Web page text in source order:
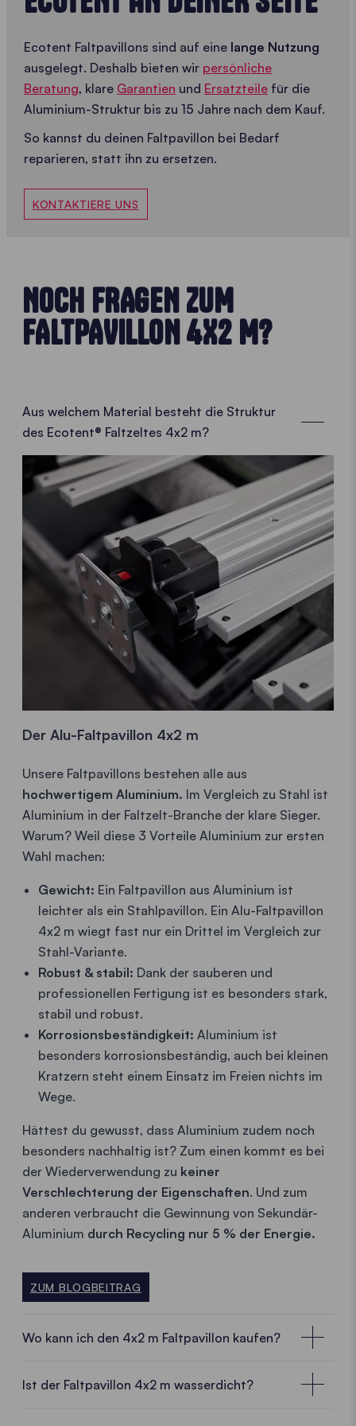
Ecotent Faltpavillons sind auf eine lange Nutzung
ausgelegt. Deshalb bieten wir persönliche
Beratung, klare Garantien und Ersatzteile für die
Aluminium-Struktur bis zu 15 Jahre nach dem Kauf.
So kannst du deinen Faltpavillon bei Bedarf
reparieren, statt ihn zu ersetzen.
KONTAKTIERE UNS
NOCH FRAGEN ZUM
FALTPAVILLON 4X2 M?
Aus welchem Material besteht die Struktur
des Ecotent® Faltzeltes 4x2 m?
Der Alu-Faltpavillon 4x2 m
Unsere Faltpavillons bestehen alle aus
hochwertigem Aluminium. Im Vergleich zu Stahl ist
Aluminium in der Faltzelt-Branche der klare Sieger.
Warum? Weil diese 3 Vorteile Aluminium zur ersten
Wahl machen:
Gewicht: Ein Faltpavillon aus Aluminium ist
leichter als ein Stahlpavillon. Ein Alu-Faltpavillon
4x2 m wiegt fast nur ein Drittel im Vergleich zur
Stahl-Variante.
Robust & stabil: Dank der sauberen und
professionellen Fertigung ist es besonders stark,
stabil und robust.
Korrosionsbeständigkeit: Aluminium ist
besonders korrosionsbeständig, auch bei kleinen
Kratzern steht einem Einsatz im Freien nichts im
Wege.
Hättest du gewusst, dass Aluminium zudem noch
besonders nachhaltig ist? Zum einen kommt es bei
der Wiederverwendung zu keiner
Verschlechterung der Eigenschaften. Und zum
anderen verbraucht die Gewinnung von Sekundär-
Aluminium durch Recycling nur 5 % der Energie.
ZUM BLOGBEITRAG
Wo kann ich den 4x2 m Faltpavillon kaufen?
Ist der Faltpavillon 4x2 m wasserdicht?